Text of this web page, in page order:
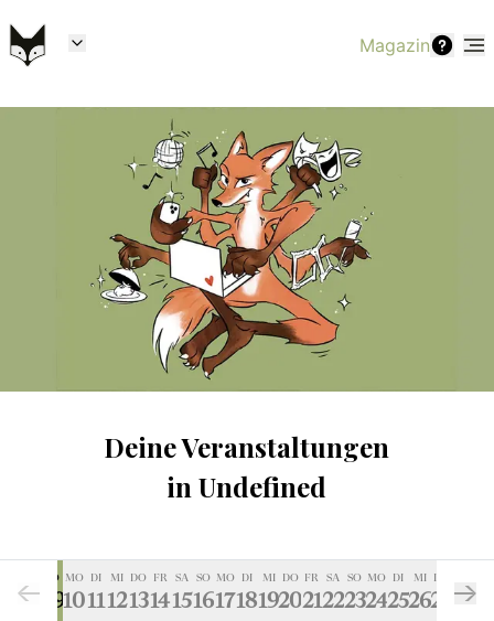
Magazin
Deine Veranstaltungen
inUndefined
08
SO
09
MO
10
DI
11
MI
12
DO
13
FR
14
SA
15
SO
16
MO
17
DI
18
MI
19
DO
20
FR
21
SA
22
SO
23
MO
24
DI
25
MI
26
DO
27 28